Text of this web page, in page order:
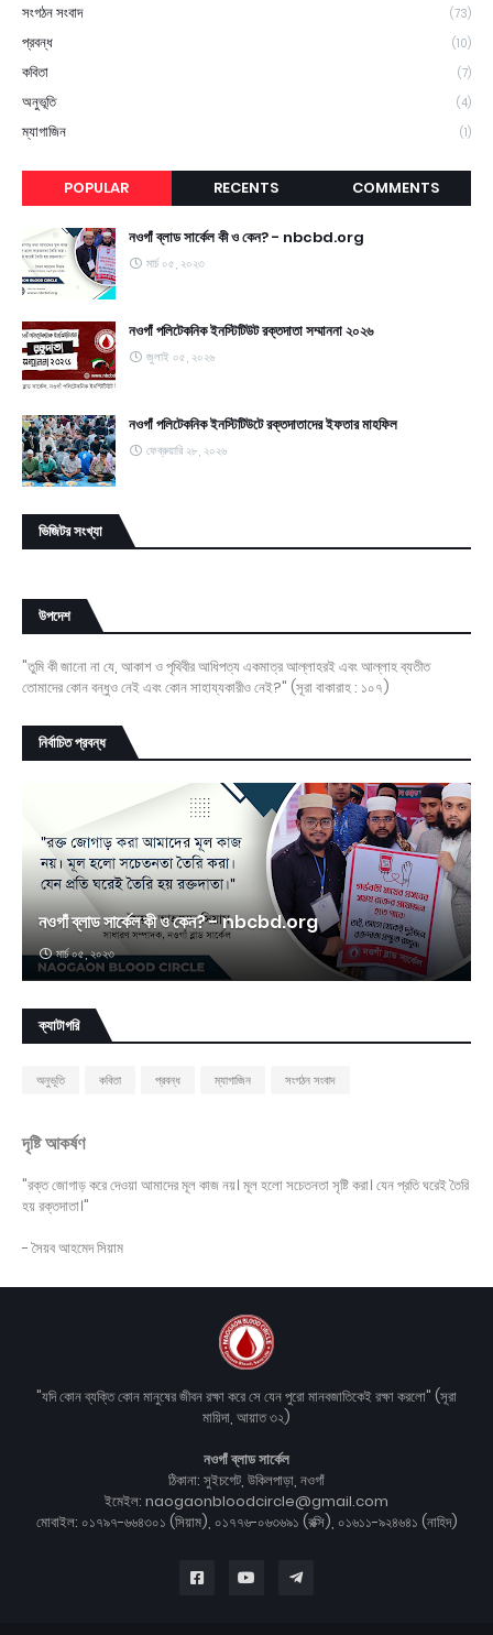
সংগঠন সংবাদ (73)
প্রবন্ধ (10)
কবিতা (7)
অনুভূতি (4)
ম্যাগাজিন (1)
POPULAR RECENTS COMMENTS
নওগাঁ ব্লাড সার্কেল কী ও কেন? - nbcbd.org
মার্চ ০৫, ২০২৩
নওগাঁ পলিটেকনিক ইনস্টিটিউট রক্তদাতা সম্মাননা ২০২৬
জুলাই ০৫, ২০২৬
নওগাঁ পলিটেকনিক ইনস্টিটিউটে রক্তদাতাদের ইফতার মাহফিল
ফেব্রুয়ারি ২৮, ২০২৬
ভিজিটর সংখ্যা
উপদেশ
"তুমি কী জানো না যে, আকাশ ও পৃথিবীর আধিপত্য একমাত্র আল্লাহরই এবং আল্লাহ ব্যতীত
তোমাদের কোন বন্ধুও নেই এবং কোন সাহায্যকারীও নেই?" (সূরা বাকারাহ : ১০৭)
নির্বাচিত প্রবন্ধ
নওগাঁ ব্লাড সার্কেল কী ও কেন? - nbcbd.org
মার্চ ০৫, ২০২৩
ক্যাটাগরি
অনুভূতি কবিতা প্রবন্ধ ম্যাগাজিন সংগঠন সংবাদ
দৃষ্টি আকর্ষণ
"রক্ত জোগাড় করে দেওয়া আমাদের মূল কাজ নয়। মূল হলো সচেতনতা সৃষ্টি করা। যেন প্রতি ঘরেই তৈরি
হয় রক্তদাতা।"
- সৈয়ব আহমেদ সিয়াম
"যদি কোন ব্যক্তি কোন মানুষের জীবন রক্ষা করে সে যেন পুরো মানবজাতিকেই রক্ষা করলো" (সূরা
মায়িদা, আয়াত ৩২)
নওগাঁ ব্লাড সার্কেল
ঠিকানা: সুইচগেট, উকিলপাড়া, নওগাঁ
ইমেইল: naogaonbloodcircle@gmail.com
মোবাইল: ০১৭৯৭-৬৬৪৩০১ (সিয়াম), ০১৭৭৬-০৬৩৬৯১ (রক্সি), ০১৬১১-৯২৪৬৪১ (নাহিদ)